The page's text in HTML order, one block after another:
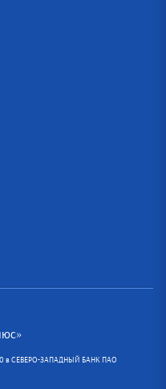
в СЕВЕРО-ЗАПАДНЫЙ БАНК ПАО